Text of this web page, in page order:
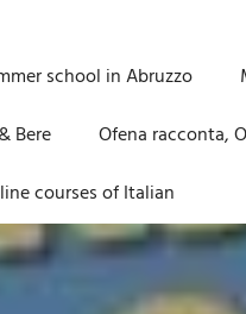
school in Abruzzo
Bere Ofena racconta,
courses of Italian